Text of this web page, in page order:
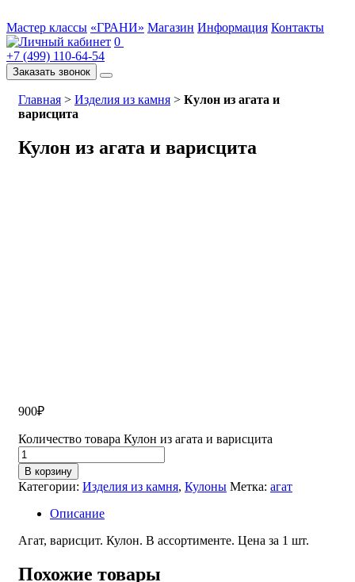
Мастер классы «ГРАНИ» Магазин Информация Контакты
0
+7 (499) 110-64-54
Заказать звонок
Главная > Изделия из камня > Кулон из агата и
варисцита
Кулон из агата и варисцита
900₽
Количество товара Кулон из агата и варисцита
В корзину
Категории: Изделия из камня, Кулоны Метка: агат
Описание
Агат, варисцит. Кулон. В ассортименте. Цена за 1 шт.
Похожие товары